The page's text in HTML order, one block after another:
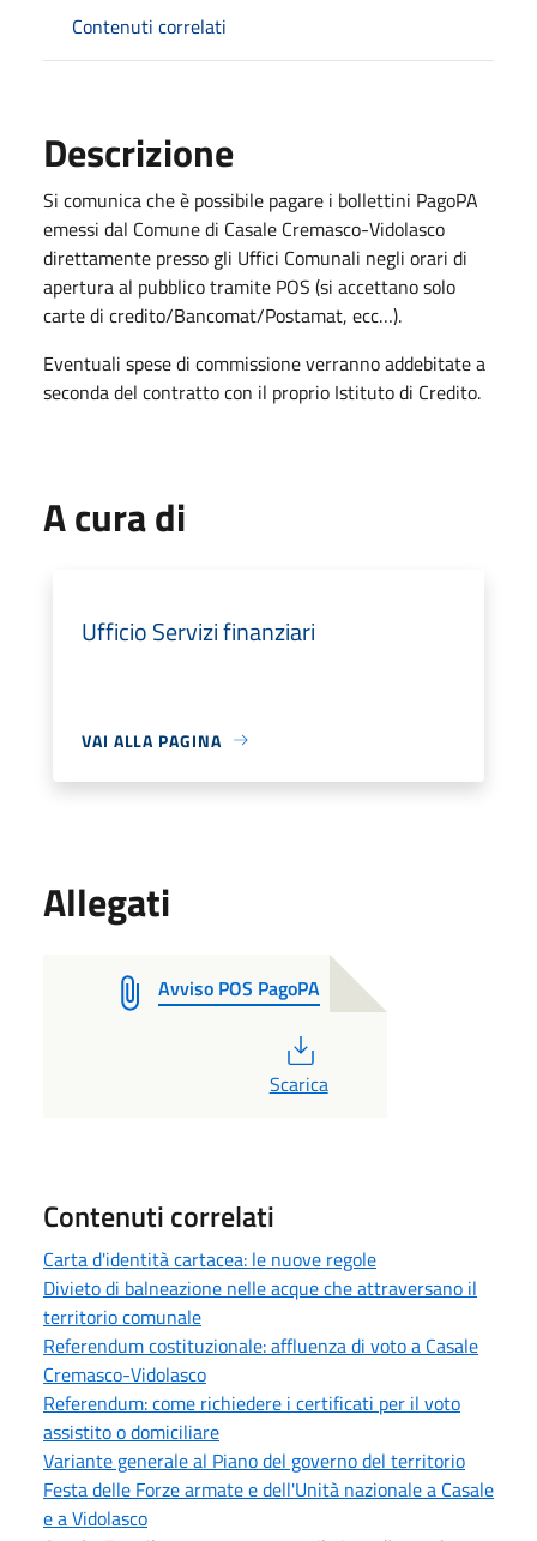
Contenuti correlati
Descrizione
Si comunica che è possibile pagare i bollettini PagoPA
emessi dal Comune di Casale Cremasco-Vidolasco
direttamente presso gli Uffici Comunali negli orari di
apertura al pubblico tramite POS (si accettano solo
carte di credito/Bancomat/Postamat, ecc…).
Eventuali spese di commissione verranno addebitate a
seconda del contratto con il proprio Istituto di Credito.
A cura di
Ufficio Servizi finanziari
VAI ALLA PAGINA
Allegati
Avviso POS PagoPA
Scarica
Contenuti correlati
Carta d'identità cartacea: le nuove regole
Divieto di balneazione nelle acque che attraversano il
territorio comunale
Referendum costituzionale: affluenza di voto a Casale
Cremasco-Vidolasco
Referendum: come richiedere i certificati per il voto
assistito o domiciliare
Variante generale al Piano del governo del territorio
Festa delle Forze armate e dell'Unità nazionale a Casale
e a Vidolasco